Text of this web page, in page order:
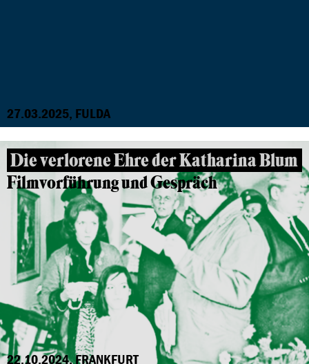
27.03.2025, FULDA
Die verlorene Ehre der Katharina Blum
Filmvorführung und Gespräch
22.10.2024, FRANKFURT